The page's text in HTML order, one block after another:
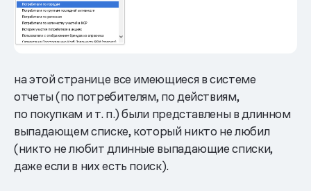
на этой странице все имеющиеся в системе
отчеты (по потребителям, по действиям,
по покупкам и т. п.) были представлены в длинном
выпадающем списке, который никто не любил
(никто не любит длинные выпадающие списки,
даже если в них есть поиск).